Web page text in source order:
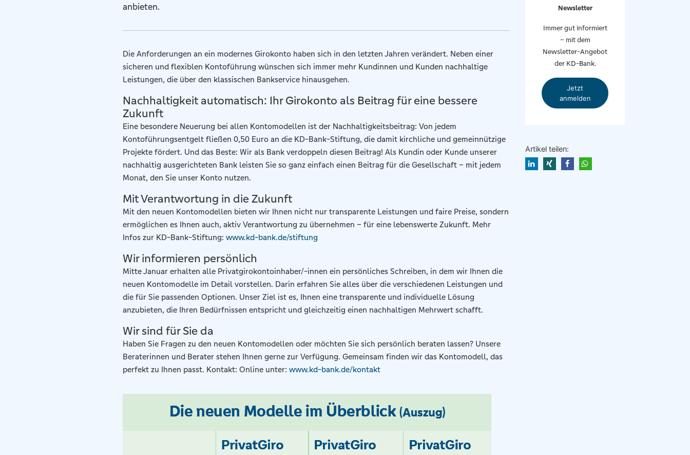
anbieten.
Die Anforderungen an ein modernes Girokonto haben sich in den letzten Jahren verändert. Neben einer
sicheren und flexiblen Kontoführung wünschen sich immer mehr Kundinnen und Kunden nachhaltige
Leistungen, die über den klassischen Bankservice hinausgehen.
Nachhaltigkeit automatisch: Ihr Girokonto als Beitrag für eine bessere
Zukunft
Eine besondere Neuerung bei allen Kontomodellen ist der Nachhaltigkeitsbeitrag: Von jedem
Kontoführungsentgelt fließen 0,50 Euro an die KD-Bank-Stiftung, die damit kirchliche und gemeinnützige
Projekte fördert. Und das Beste: Wir als Bank verdoppeln diesen Beitrag! Als Kundin oder Kunde unserer
nachhaltig ausgerichteten Bank leisten Sie so ganz einfach einen Beitrag für die Gesellschaft – mit jedem
Monat, den Sie unser Konto nutzen.
Mit Verantwortung in die Zukunft
Mit den neuen Kontomodellen bieten wir Ihnen nicht nur transparente Leistungen und faire Preise, sondern
ermöglichen es Ihnen auch, aktiv Verantwortung zu übernehmen – für eine lebenswerte Zukunft. Mehr
Infos zur KD-Bank-Stiftung: www.kd-bank.de/stiftung
Wir informieren persönlich
Mitte Januar erhalten alle Privatgirokontoinhaber/-innen ein persönliches Schreiben, in dem wir Ihnen die
neuen Kontomodelle im Detail vorstellen. Darin erfahren Sie alles über die verschiedenen Leistungen und
die für Sie passenden Optionen. Unser Ziel ist es, Ihnen eine transparente und individuelle Lösung
anzubieten, die Ihren Bedürfnissen entspricht und gleichzeitig einen nachhaltigen Mehrwert schafft.
Wir sind für Sie da
Haben Sie Fragen zu den neuen Kontomodellen oder möchten Sie sich persönlich beraten lassen? Unsere
Beraterinnen und Berater stehen Ihnen gerne zur Verfügung. Gemeinsam finden wir das Kontomodell, das
perfekt zu Ihnen passt. Kontakt: Online unter: www.kd-bank.de/kontakt
Newsletter
Immer gut informiert
– mit dem
Newsletter-Angebot
der KD-Bank.
Jetzt
anmelden
Artikel teilen: